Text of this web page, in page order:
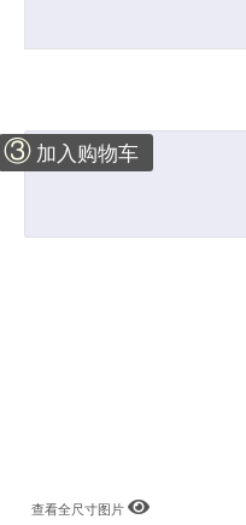
③ 加入购物车
查看全尺寸图片